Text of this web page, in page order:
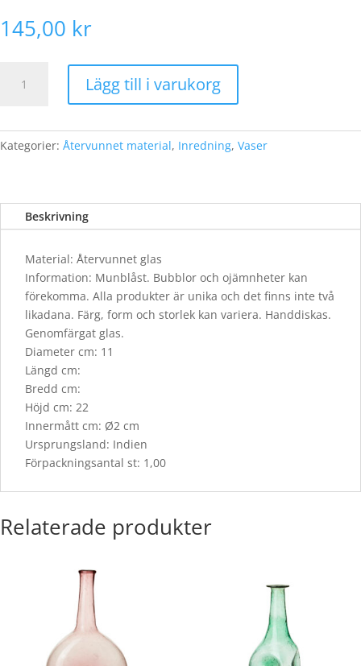
145,00 kr
mängd
Lägg till i varukorg
Kategorier: Återvunnet material, Inredning, Vaser
Beskrivning
Material: Återvunnet glas
Information: Munblåst. Bubblor och ojämnheter kan
förekomma. Alla produkter är unika och det finns inte två
likadana. Färg, form och storlek kan variera. Handdiskas.
Genomfärgat glas.
Diameter cm: 11
Längd cm:
Bredd cm:
Höjd cm: 22
Innermått cm: Ø2 cm
Ursprungsland: Indien
Förpackningsantal st: 1,00
Relaterade produkter